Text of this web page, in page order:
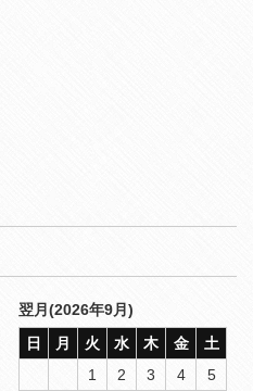
翌月(2026年9月)
日
月 火 水 木 金
土
1
2 3 4
5